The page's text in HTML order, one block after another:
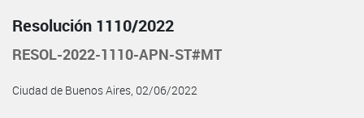
Resolución 1110/2022
RESOL-2022-1110-APN-ST#MT
Ciudad de Buenos Aires, 02/06/2022